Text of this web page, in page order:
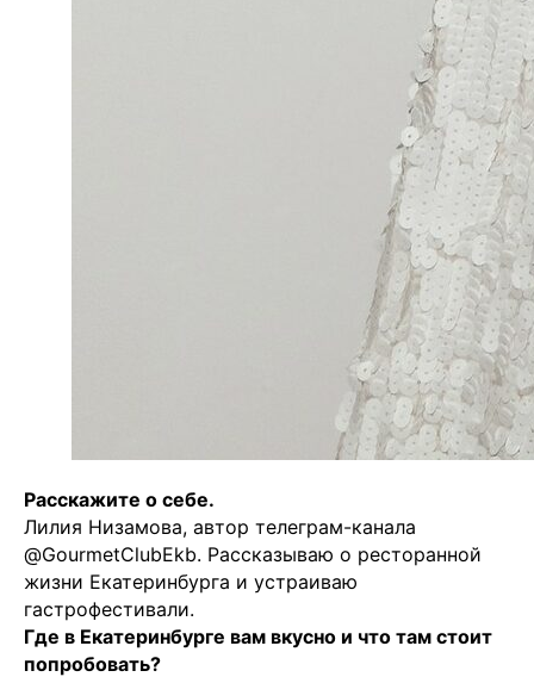
Расскажите о себе.
Лилия Низамова, автор телеграм-канала
@GourmetClubEkb. Рассказываю о ресторанной
жизни Екатеринбурга и устраиваю
гастрофестивали.
Где в Екатеринбурге вам вкусно и что там стоит
попробовать?